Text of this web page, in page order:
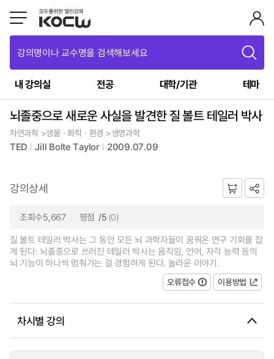
강의명이나 교수명을 검색해보세요
내 강의실 전공 대학/기관 테마
뇌졸중으로 새로운 사실을 발견한 질 볼트 테일러 박사
자연과학 >생물ㆍ화학ㆍ환경 >생명과학
TED Jill Bolte Taylor 2009.07.09
강의상세
조회수5,667 평점 /5 (0)
질 볼트 테일러 박사는 그 동안 모든 뇌 과학자들이 꿈꿔온 연구 기회를 잡
게 된다: 뇌졸중으로 쓰러진 테일러 박사는 움직임, 언어, 자각 능력 등의
뇌 기능이 하나씩 멈춰가는 걸 경험하게 된다. 놀라운 이야기.
오류접수
이용방법
차시별 강의